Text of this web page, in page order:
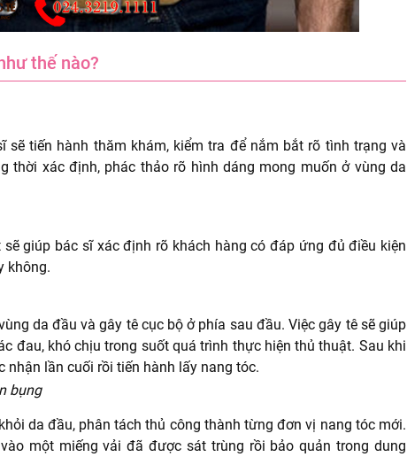
thế nào?
sẽ tiến hành thăm khám, kiểm tra để nắm bắt rõ tình trạng và
thời xác định, phác thảo rõ hình dáng mong muốn ở vùng da
giúp bác sĩ xác định rõ khách hàng có đáp ứng đủ điều kiện
không.
da đầu và gây tê cục bộ ở phía sau đầu. Việc gây tê sẽ giúp
đau, khó chịu trong suốt quá trình thực hiện thủ thuật. Sau khi
nhận lần cuối rồi tiến hành lấy nang tóc.
bụng
da đầu, phân tách thủ công thành từng đơn vị nang tóc mới.
một miếng vải đã được sát trùng rồi bảo quản trong dung